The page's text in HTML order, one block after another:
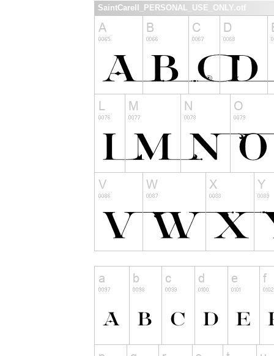
SaintCarell_PERSONAL_USE_ONLY.otf